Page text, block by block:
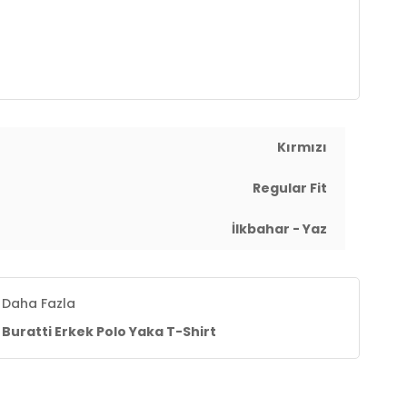
yıkama programında yıkanması, kurutma
Kırmızı
Regular Fit
İlkbahar - Yaz
Daha Fazla
Buratti Erkek Polo Yaka T-Shirt